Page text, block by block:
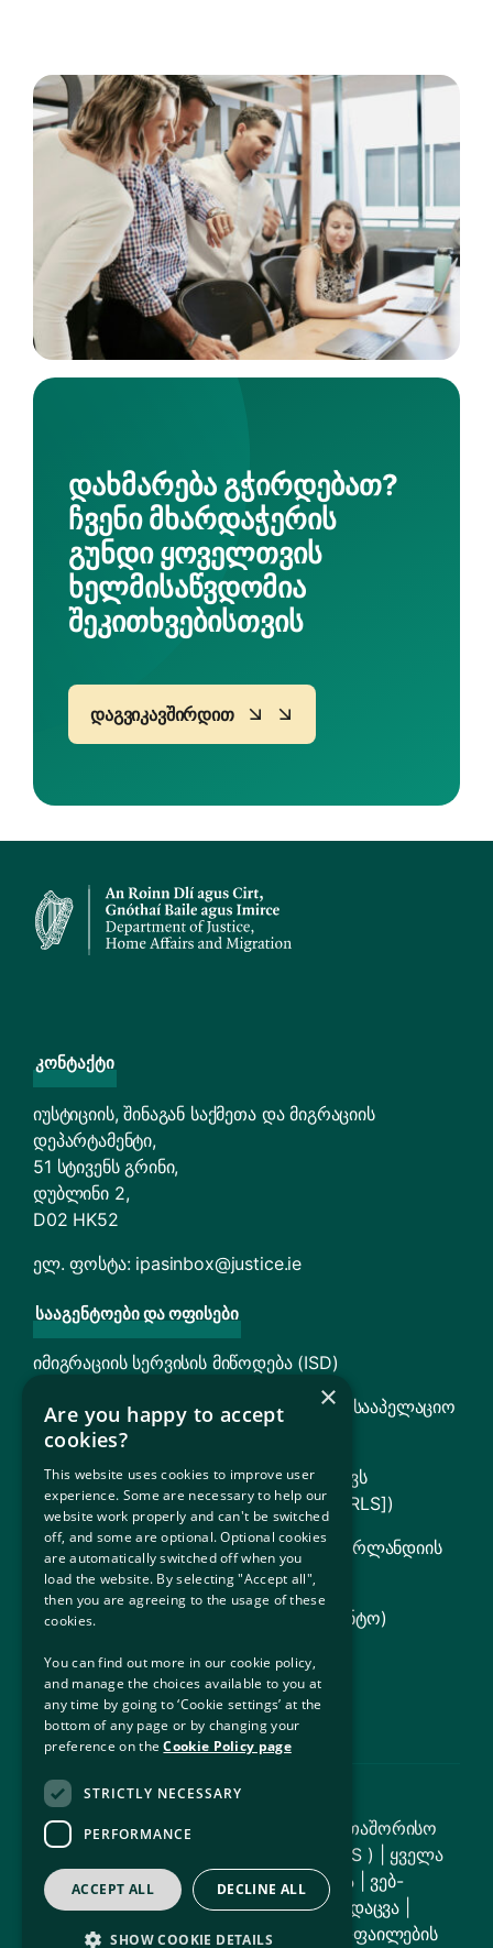
Დახმარება Გჭირდებათ?
Ჩვენი Მხარდაჭერის
Გუნდი Ყოველთვის
Ხელმისაწვდომია
Შეკითხვებისთვის
Დაგვიკავშირდით
Კონტაქტი
იუსტიციის, შინაგან საქმეთა და მიგრაციის
დეპარტამენტი,
51 სტივენს გრინი,
დუბლინი 2,
D02 HK52
ელ. ფოსტა: ipasinbox@justice.ie
Სააგენტოები Და Ოფისები
იმიგრაციის სერვისის მიწოდება (ISD)
TARA – თავშესაფრისა და დაბრუნების სააპელაციო
ტრიბუნალი
იურიდიული დახმარების საბჭო (მოიცავს
ლტოლვილთა იურიდიულ სამსახურს [RLS])
ირლანდიის მთავრობა (ინფორმაცია ირლანდიის
სახელმწიფოს შესახებ)
UNHCR (გაეროს ლტოლვილთა სააგენტო)
იუსტიციის დეპარტამენტი
სოციალური ინკლუზიის ოფისი
© საავტორო უფლება 2026 – საერთაშორისო
დაცვის განსახლების სამსახური ( IPAS ) | ყველა
უფლება დაცულია |საიტის რუკა| ვებ-
ხელმისაწვდომობა|მონაცემთა დაცვა
პასუხისმგებლობის შეზღუდვა
ქუქი-ფაილების
×
Are you happy to accept
cookies?
This website uses cookies to improve user
experience. Some are necessary to help our
website work properly and can't be switched
off, and some are optional. Optional cookies
are automatically switched off when you
load the website. By selecting "Accept all",
then you are agreeing to the usage of these
cookies.
You can find out more in our cookie policy,
and manage the choices available to you at
any time by going to ‘Cookie settings’ at the
bottom of any page or by changing your
preference on theCookie Policy page
STRICTLY NECESSARY
PERFORMANCE
ACCEPT ALL DECLINE ALL
SHOW COOKIE DETAILS